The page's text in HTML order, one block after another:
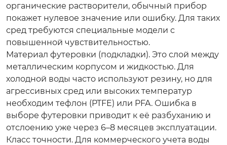
органические растворители, обычный прибор
покажет нулевое значение или ошибку. Для таких
сред требуются специальные модели с
повышенной чувствительностью.
Материал футеровки (подкладки). Это слой между
металлическим корпусом и жидкостью. Для
холодной воды часто используют резину, но для
агрессивных сред или высоких температур
необходим тефлон (PTFE) или PFA. Ошибка в
выборе футеровки приводит к её разбуханию и
отслоению уже через 6–8 месяцев эксплуатации.
Класс точности. Для коммерческого учета воды